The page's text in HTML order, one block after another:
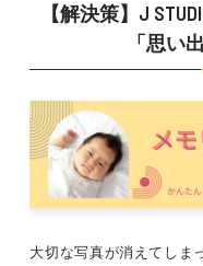
【解決策】J
「思い
大切な写真が消えてしま